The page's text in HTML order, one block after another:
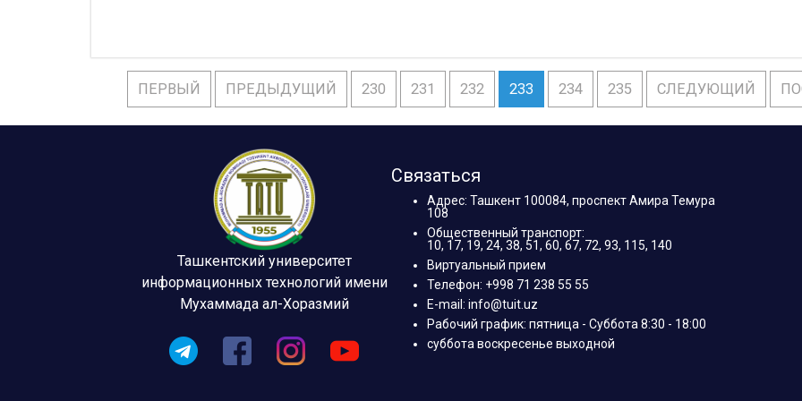
ПЕРВЫЙ ПРЕДЫДУЩИЙ 230 231 232 233 234 235 СЛЕДУЮЩИЙ
Ташкентский университет
информационных технологий имени
Мухаммада ал-Хоразмий
Связаться
Адрес: Ташкент 100084, проспект Амира Темура
108
Общественный транспорт:
10, 17, 19, 24, 38, 51, 60, 67, 72, 93, 115, 140
Виртуальный прием
Телефон: +998 71 238 55 55
E-mail: info@tuit.uz
Рабочий график: пятница - Суббота 8:30 - 18:00
суббота воскресенье выходной